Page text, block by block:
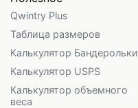
Qwintry Plus
Таблица размеров
Калькулятор Бандерольки
Калькулятор USPS
Калькулятор объемного
веса